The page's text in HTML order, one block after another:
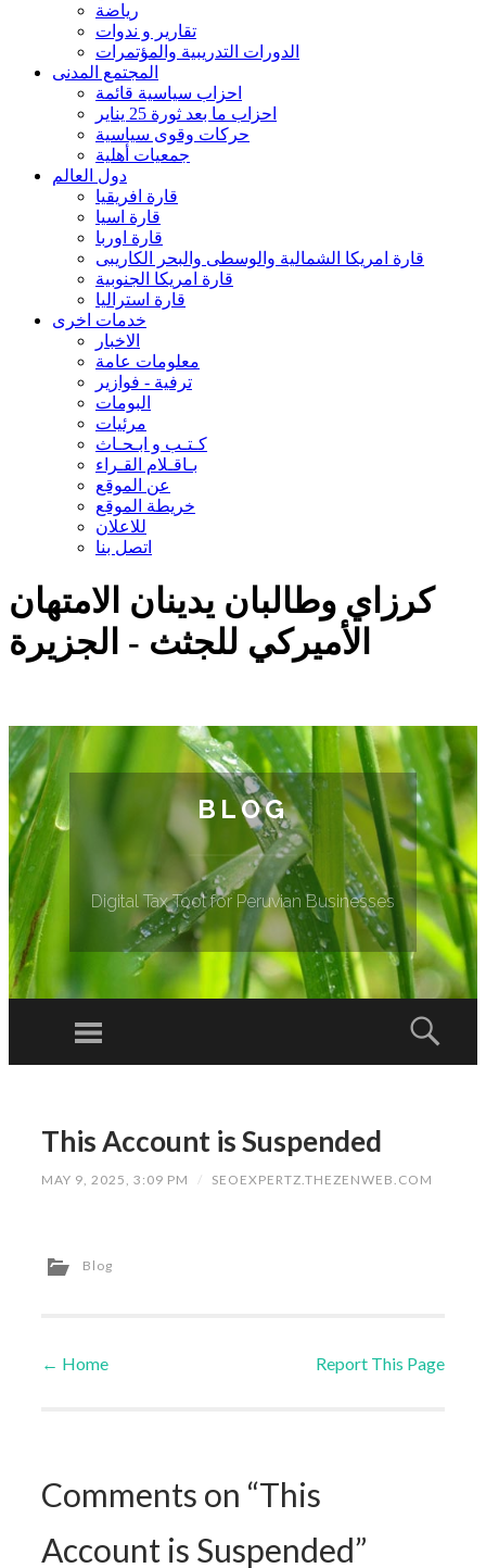
رياضة
تقارير و ندوات
الدورات التدريبية والمؤتمرات
المجتمع المدنى
احزاب سياسية قائمة
احزاب ما بعد ثورة 25 يناير
حركات وقوى سياسية
جمعيات أهلية
دول العالم
قارة افريقيا
قارة اسيا
قارة اوربا
قارة امريكا الشمالية والوسطى والبحر الكاريبى
قارة امريكا الجنوبية
قارة استراليا
خدمات اخرى
الاخبار
معلومات عامة
ترفية - فوازير
البومات
مرئيات
كـتـب و ابـحـاث
بـاقـلام القـراء
عن الموقع
خريطة الموقع
للاعلان
اتصل بنا
كرزاي وطالبان يدينان الامتهان
الأميركي للجثث - الجزيرة